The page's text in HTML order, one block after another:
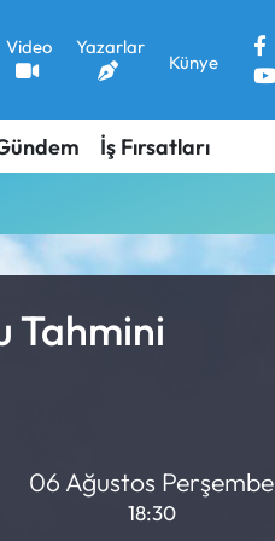
Video Yazarlar
Künye
İş Fırsatları
Tahmini
06 Ağustos Perşembe
18:30